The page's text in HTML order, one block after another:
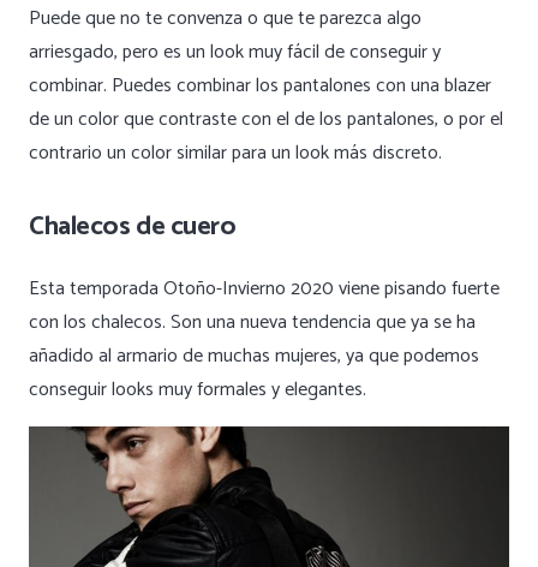
Puede que no te convenza o que te parezca algo
arriesgado, pero es un look muy fácil de conseguir y
combinar. Puedes combinar los pantalones con una blazer
de un color que contraste con el de los pantalones, o por el
contrario un color similar para un look más discreto.
Chalecos de cuero
Esta temporada Otoño-Invierno 2020 viene pisando fuerte
con los chalecos. Son una nueva tendencia que ya se ha
añadido al armario de muchas mujeres, ya que podemos
conseguir looks muy formales y elegantes.